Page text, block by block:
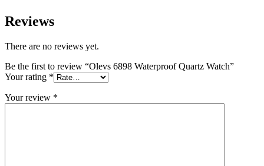
Reviews
There are no reviews yet.
Be the first to review “Olevs 6898 Waterproof Quartz Watch”
Your rating *
Your review *